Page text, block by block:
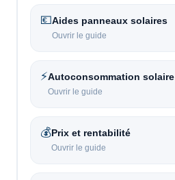
💶Aides panneaux solaires
Ouvrir le guide
⚡Autoconsommation solaire
Ouvrir le guide
💰Prix et rentabilité
Ouvrir le guide